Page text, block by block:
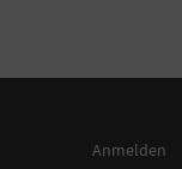
Anmelden